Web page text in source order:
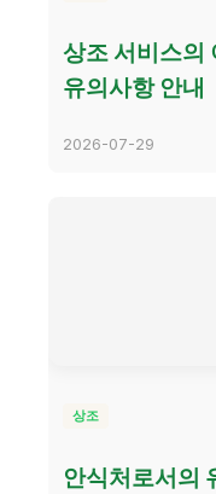
상조 서비스의
유의사항 안내
2026-07-29
상조
안식처로서의